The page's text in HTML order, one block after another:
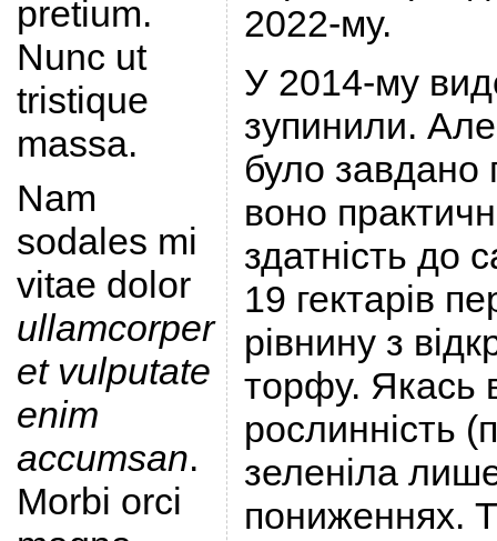
pretium.
Nunc ut
tristique
massa.
Nam
sodales mi
vitae dolor
ullamcorper
et vulputate
enim
accumsan.
Morbi orci
2022-му.
У 2014-му
зупинили.
було завдано
воно
здатність до
19 гектарів
рівнину з
торфу. Якась
рослинність
зеленіла
пониженнях.